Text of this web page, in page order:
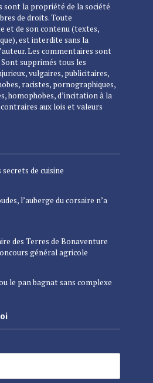
sont la propriété de la société
de droits. Toute
et de son contenu (textes,
est interdite sans la
Les commentaires sont
supprimés tous les
vulgaires, publicitaires,
racistes, pornographiques,
homophobes, d’incitation à la
aux lois et valeurs
de cuisine
l’auberge du corsaire n’a
des Terres de Bonaventure
général agricole
le pan bagnat sans complexe